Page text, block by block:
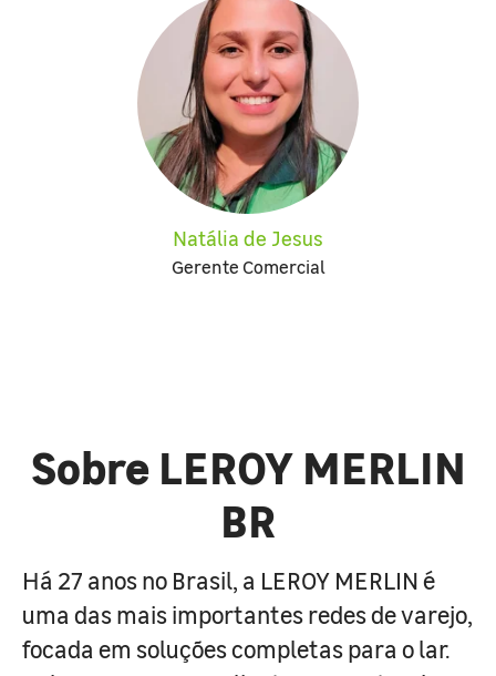
Natália de Jesus
Gerente Comercial
Sobre LEROY MERLIN
BR
Há 27 anos no Brasil, a LEROY MERLIN é
uma das mais importantes redes de varejo,
focada em soluções completas para o lar.